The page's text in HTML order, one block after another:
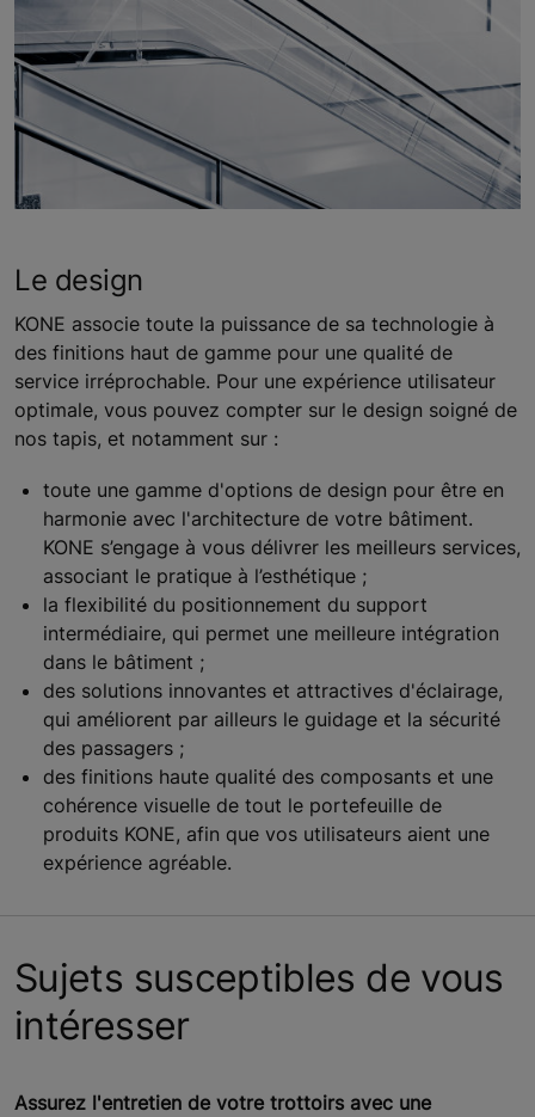
Le design
KONE associe toute la puissance de sa technologie à
des finitions haut de gamme pour une qualité de
service irréprochable. Pour une expérience utilisateur
optimale, vous pouvez compter sur le design soigné de
nos tapis, et notamment sur :
toute une gamme d'options de design pour être en
harmonie avec l'architecture de votre bâtiment.
KONE s’engage à vous délivrer les meilleurs services,
associant le pratique à l’esthétique ;
la flexibilité du positionnement du support
intermédiaire, qui permet une meilleure intégration
dans le bâtiment ;
des solutions innovantes et attractives d'éclairage,
qui améliorent par ailleurs le guidage et la sécurité
des passagers ;
des finitions haute qualité des composants et une
cohérence visuelle de tout le portefeuille de
produits KONE, afin que vos utilisateurs aient une
expérience agréable.
Sujets susceptibles de vous
intéresser
Assurez l'entretien de votre trottoirs avec une